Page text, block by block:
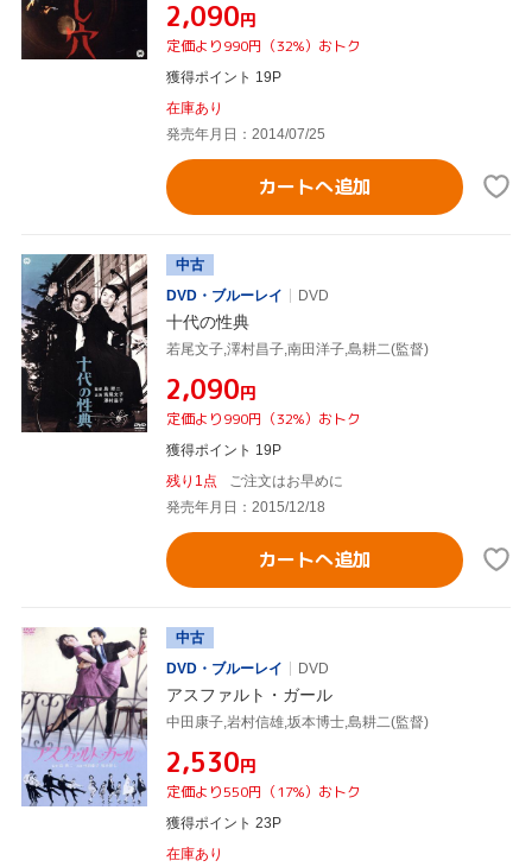
¥2,090円
定価より990円（32%）おトク
獲得ポイント 19P
在庫あり
発売年月日：2014/07/25
カートへ追加
中古
DVD・ブルーレイ
DVD
十代の性典
若尾文子,澤村昌子,南田洋子,島耕二(監督)
¥2,090円
定価より990円（32%）おトク
獲得ポイント 19P
残り1点
ご注文はお早めに
発売年月日：2015/12/18
カートへ追加
中古
DVD・ブルーレイ
DVD
アスファルト・ガール
中田康子,岩村信雄,坂本博士,島耕二(監督)
¥2,530円
定価より550円（17%）おトク
獲得ポイント 23P
在庫あり